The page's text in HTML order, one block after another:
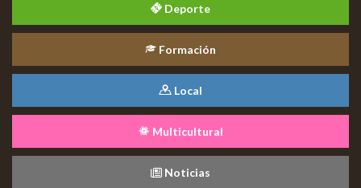
Deporte
Formación
Local
Multicultural
Noticias